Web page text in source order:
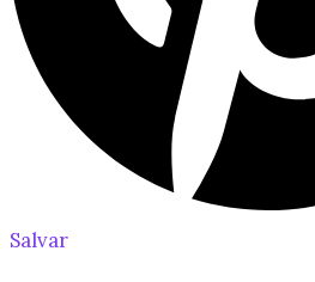
Salvar